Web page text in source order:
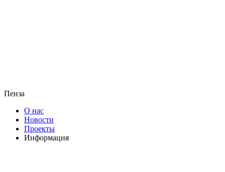
Пенза
О нас
Новости
Проекты
Информация